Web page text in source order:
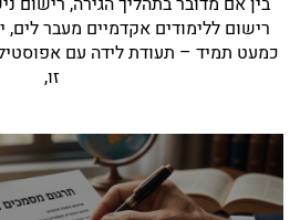
רישום ללימודים אקדמיים מעבר
כמעט תמיד – תעודת לידה עם
זו,